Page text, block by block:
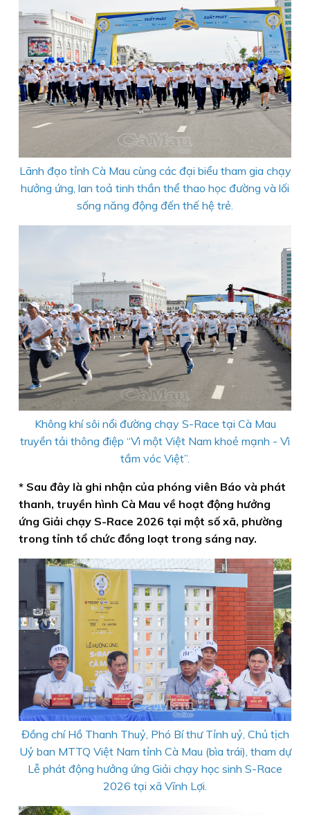
Lãnh đạo tỉnh Cà Mau cùng các đại biểu tham gia chạy
hưởng ứng, lan toả tinh thần thể thao học đường và lối
sống năng động đến thế hệ trẻ.
Không khí sôi nổi đường chạy S-Race tại Cà Mau
truyền tải thông điệp “Vì một Việt Nam khoẻ mạnh - Vì
tầm vóc Việt”.
* Sau đây là ghi nhận của phóng viên Báo và phát
thanh, truyền hình Cà Mau về hoạt động hưởng
ứng Giải chạy S-Race 2026 tại một số xã, phường
trong tỉnh tổ chức đồng loạt trong sáng nay.
Đồng chí Hồ Thanh Thuỷ, Phó Bí thư Tỉnh uỷ, Chủ tịch
Uỷ ban MTTQ Việt Nam tỉnh Cà Mau (bìa trái), tham dự
Lễ phát động hưởng ứng Giải chạy học sinh S-Race
2026 tại xã Vĩnh Lợi.